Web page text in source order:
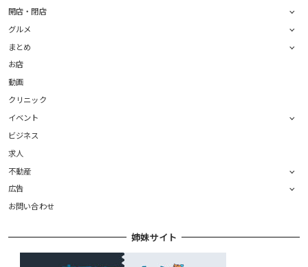
開店・閉店
グルメ
まとめ
お店
動画
クリニック
イベント
ビジネス
求人
不動産
広告
お問い合わせ
姉妹サイト